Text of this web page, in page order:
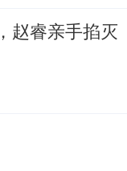
赵睿亲手掐灭